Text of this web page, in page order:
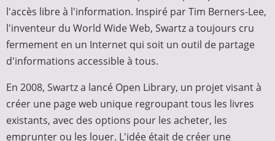
l'accès libre à l'information. Inspiré par Tim Berners-Lee,
l'inventeur du World Wide Web, Swartz a toujours cru
fermement en un Internet qui soit un outil de partage
d'informations accessible à tous.
En 2008, Swartz a lancé Open Library, un projet visant à
créer une page web unique regroupant tous les livres
existants, avec des options pour les acheter, les
emprunter ou les louer. L'idée était de créer une